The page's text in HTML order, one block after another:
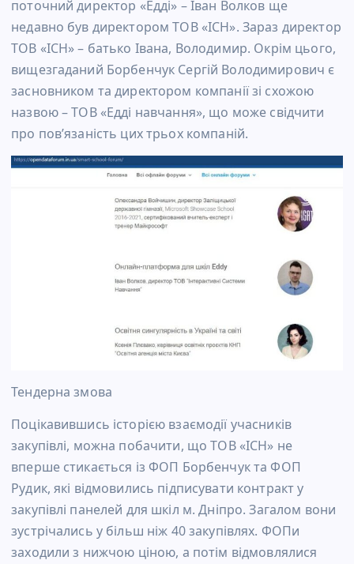
поточний директор «Едді» – Іван Волков ще
недавно був директором ТОВ «ІСН». Зараз директор
ТОВ «ІСН» – батько Івана, Володимир. Окрім цього,
вищезгаданий Борбенчук Сергій Володимирович є
засновником та директором компанії зі схожою
назвою – ТОВ «Едді навчання», що може свідчити
про пов’язаність цих трьох компаній.
Тендерна змова
Поцікавившись історією взаємодії учасників
закупівлі, можна побачити, що ТОВ «ІСН» не
вперше стикається із ФОП Борбенчук та ФОП
Рудик, які відмовились підписувати контракт у
закупівлі панелей для шкіл м. Дніпро. Загалом вони
зустрічались у більш ніж 40 закупівлях. ФОПи
заходили з нижчою ціною, а потім відмовлялися